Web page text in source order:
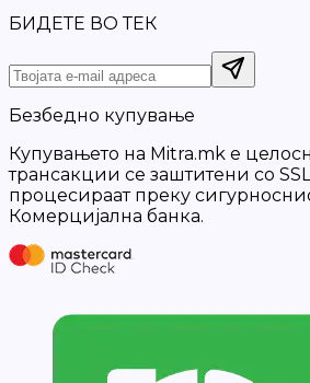
БИДЕТЕ ВО ТЕК
Безбедно купување
Купувањето на Mitra.mk е
трансакции се заштитени со
процесираат преку
Комерцијална банка.